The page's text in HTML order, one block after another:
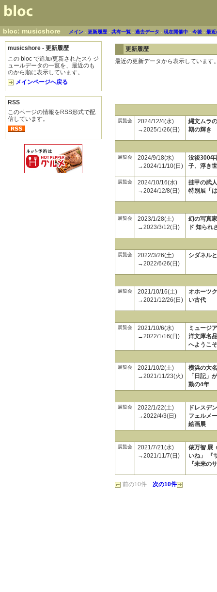
bloc: musicshore メイン -更新履歴 -共有一覧 -過去データ -現在開催中 -今後 -最
musicshore - 更新履歴
この bloc で追加/更新されたスケジ
ュールデータの一覧を、最近のも
のから順に表示しています。
メインページへ戻る
RSS
このページの情報をRSS形式で配
信しています。
更新履歴
最近の更新データから表示しています
展覧会
2024/12/4(水)
→2025/1/26(日)
縄文ムラ
期の輝き
展覧会
2024/9/18(水)
→2024/11/10(日)
没後300
子、浮き
展覧会
2024/10/16(水)
→2024/12/8(日)
挂甲の武
特別展「
展覧会
2023/1/28(土)
→2023/3/12(日)
幻の写真
ド 知られ
展覧会
2022/3/26(土)
→2022/6/26(日)
シダネル
展覧会
2021/10/16(土)
→2021/12/26(日)
オホーツ
い古代
展覧会
2021/10/6(水)
→2022/1/16(日)
ミュージ
洋文庫名
へようこそ
展覧会
2021/10/2(土)
→2021/11/23(火)
横浜の大
「日記」
動の4年
展覧会
2022/1/22(土)
→2022/4/3(日)
ドレスデ
フェルメ
絵画展
展覧会
2021/7/21(水)
→2021/11/7(日)
俵万智 展
いね」 『
『未来の
前の10件 次の10件